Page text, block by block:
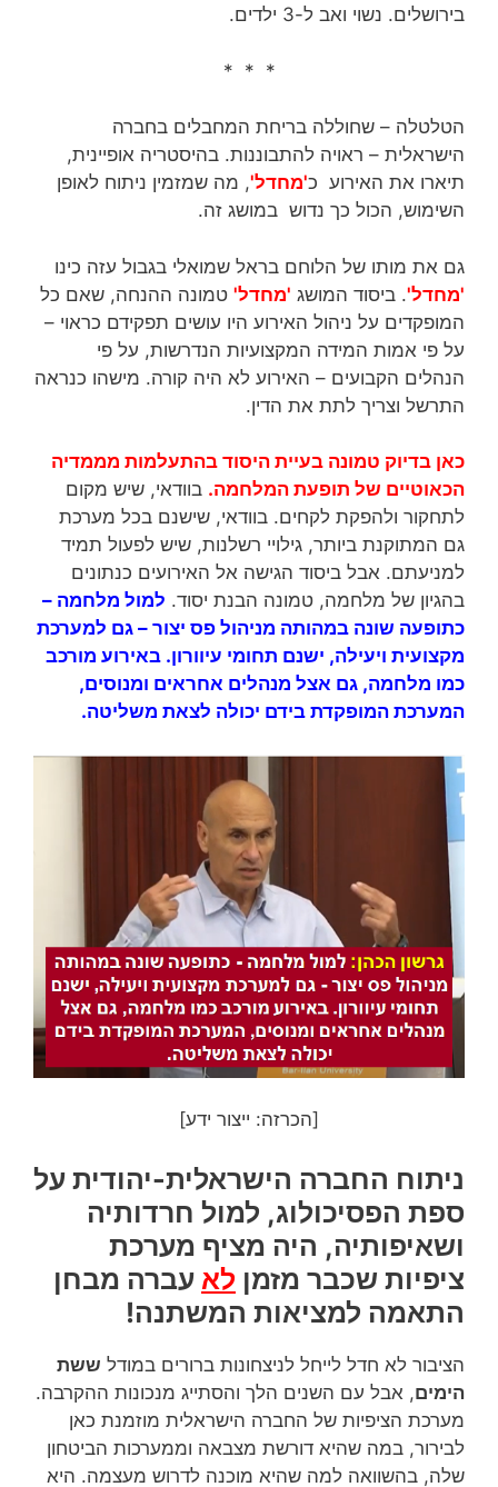
בירושלים. נשוי ואב ל-3 ילדים.
* * *
הטלטלה – שחוללה בריחת המחבלים בחברה
הישראלית – ראויה להתבוננות. בהיסטריה אופיינית,
תיארו את האירוע כ'מחדל', מה שמזמין ניתוח לאופן
השימוש, הכול כך נדוש במושג זה.
גם את מותו של הלוחם בראל שמואלי בגבול עזה כינו
'מחדל'. ביסוד המושג 'מחדל' טמונה ההנחה, שאם כל
המופקדים על ניהול האירוע היו עושים תפקידם כראוי –
על פי אמות המידה המקצועיות הנדרשות, על פי
הנהלים הקבועים – האירוע לא היה קורה. מישהו כנראה
התרשל וצריך לתת את הדין.
כאן בדיוק טמונה בעיית היסוד בהתעלמות מממדיה
הכאוטיים של תופעת המלחמה. בוודאי, שיש מקום
לתחקור ולהפקת לקחים. בוודאי, שישנם בכל מערכת
גם המתוקנת ביותר, גילויי רשלנות, שיש לפעול תמיד
למניעתם. אבל ביסוד הגישה אל האירועים כנתונים
בהגיון של מלחמה, טמונה הבנת יסוד. למול מלחמה –
כתופעה שונה במהותה מניהול פס יצור – גם למערכת
מקצועית ויעילה, ישנם תחומי עיוורון. באירוע מורכב
כמו מלחמה, גם אצל מנהלים אחראים ומנוסים,
המערכת המופקדת בידם יכולה לצאת משליטה.
[הכרזה: ייצור ידע]
ניתוח החברה הישראלית-יהודית על
ספת הפסיכולוג, למול חרדותיה
ושאיפותיה, היה מציף מערכת
ציפיות שכבר מזמן לא עברה מבחן
התאמה למציאות המשתנה!
הציבור לא חדל לייחל לניצחונות ברורים במודל ששת
הימים, אבל עם השנים הלך והסתייג מנכונות ההקרבה.
מערכת הציפיות של החברה הישראלית מוזמנת כאן
לבירור, במה שהיא דורשת מצבאה וממערכות הביטחון
שלה, בהשוואה למה שהיא מוכנה לדרוש מעצמה. היא